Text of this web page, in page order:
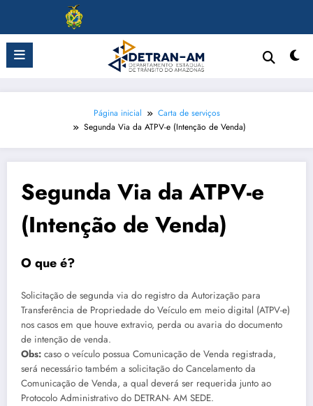
Pular
para
Página inicial
Carta de serviços
Segunda Via da ATPV-e (Intenção de Venda)
Segunda Via da ATPV-e
(Intenção de Venda)
O que é?
Solicitação de segunda via do registro da Autorização para
Transferência de Propriedade do Veículo em meio digital (ATPV-e)
nos casos em que houve extravio, perda ou avaria do documento
de intenção de venda.
Obs: caso o veículo possua Comunicação de Venda registrada,
será necessário também a solicitação do Cancelamento da
Comunicação de Venda, a qual deverá ser requerida junto ao
Protocolo Administrativo do DETRAN- AM SEDE.